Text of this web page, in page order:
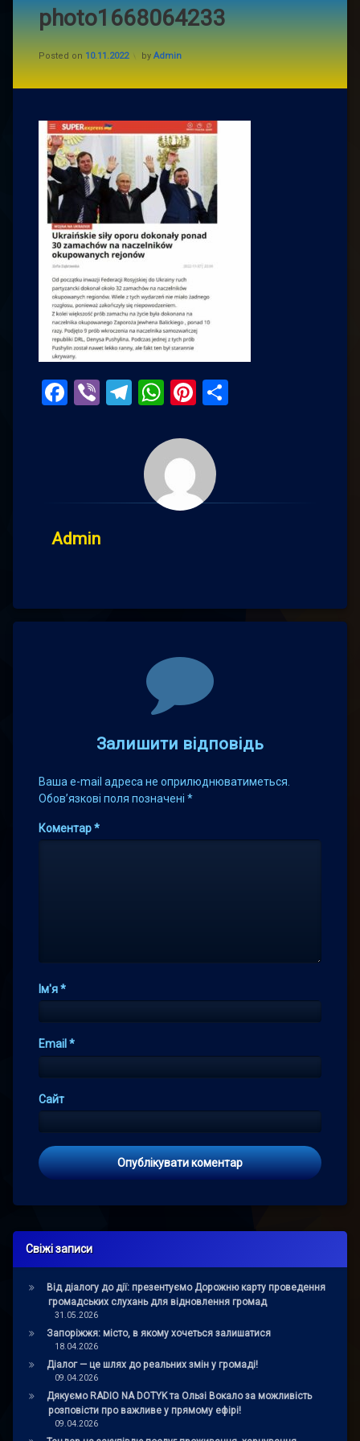
photo1668064233
Posted on 10.11.2022 by Admin
Facebook
ViberTelegram
WhatsApp
Pinterest
Admin
Залишити відповідь
Ваша e-mail адреса не оприлюднюватиметься.
Обов’язкові поля позначені *
Коментар*
Ім'я*
Email *
Сайт
Свіжі записи
Від діалогу до дії: презентуємо Дорожню карту проведення
громадських слухань для відновлення громад
31.05.2026
Запоріжжя: місто, в якому хочеться залишатися
18.04.2026
Діалог — це шлях до реальних змін у громаді!
09.04.2026
Дякуємо RADIO NA DOTYK та Ользі Вокало за можливість
розповісти про важливе у прямому ефірі!
09.04.2026